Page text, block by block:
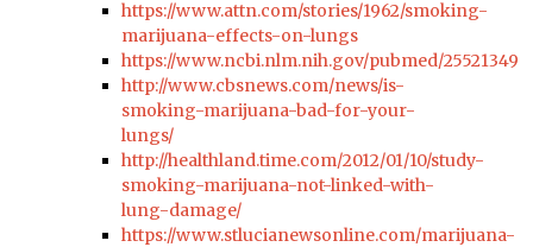
https://www.attn.com/stories/1962/smoking-
marijuana-effects-on-lungs
https://www.ncbi.nlm.nih.gov/pubmed/25521349
http://www.cbsnews.com/news/is-
smoking-marijuana-bad-for-your-
lungs/
http://healthland.time.com/2012/01/10/study-
smoking-marijuana-not-linked-with-
lung-damage/
https://www.stlucianewsonline.com/marijuana-